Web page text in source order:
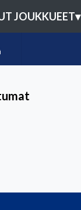
JOUKKUEET▾